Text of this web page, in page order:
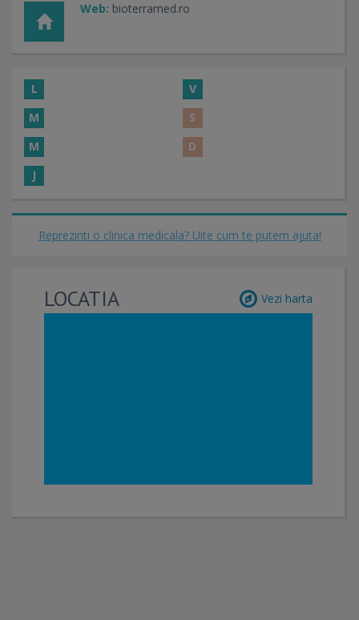
Web: bioterramed.ro
L
V
M
S
M
D
J
Reprezinti o clinica medicala? Uite cum te putem ajuta!
LOCATIA Vezi harta